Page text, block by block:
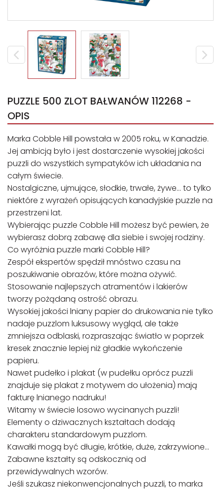
PUZZLE 500 ZLOT BAŁWANÓW 112268 -
OPIS
Marka Cobble Hill powstała w 2005 roku, w Kanadzie.
Jej ambicją było i jest dostarczenie wysokiej jakości
puzzli do wszystkich sympatyków ich układania na
całym świecie.
Nostalgiczne, ujmujące, słodkie, trwałe, żywe… to tylko
niektóre z wyrażeń opisujących kanadyjskie puzzle na
przestrzeni lat.
Wybierając puzzle Cobble Hill możesz być pewien, że
wybierasz dobrą zabawę dla siebie i swojej rodziny.
Co wyróżnia puzzle marki Cobble Hill?
Zespół ekspertów spędził mnóstwo czasu na
poszukiwanie obrazów, które można ożywić.
Stosowanie najlepszych atramentów i lakierów
tworzy pożądaną ostrość obrazu.
Wysokiej jakości lniany papier do drukowania nie tylko
nadaje puzzlom luksusowy wygląd, ale także
zmniejsza odblaski, rozpraszając światło w poprzek
kresek znacznie lepiej niż gładkie wykończenie
papieru.
Nawet pudełko i plakat (w pudełku oprócz puzzli
znajduje się plakat z motywem do ułożenia) mają
fakturę lnianego nadruku!
Witamy w świecie losowo wycinanych puzzli!
Elementy o dziwacznych kształtach dodają
charakteru standardowym puzzlom.
Kawałki mogą być długie, krótkie, duże, zakrzywione…
Zabawne kształty są odskocznią od
przewidywalnych wzorów.
Jeśli szukasz niekonwencjonalnych puzzli, to marka